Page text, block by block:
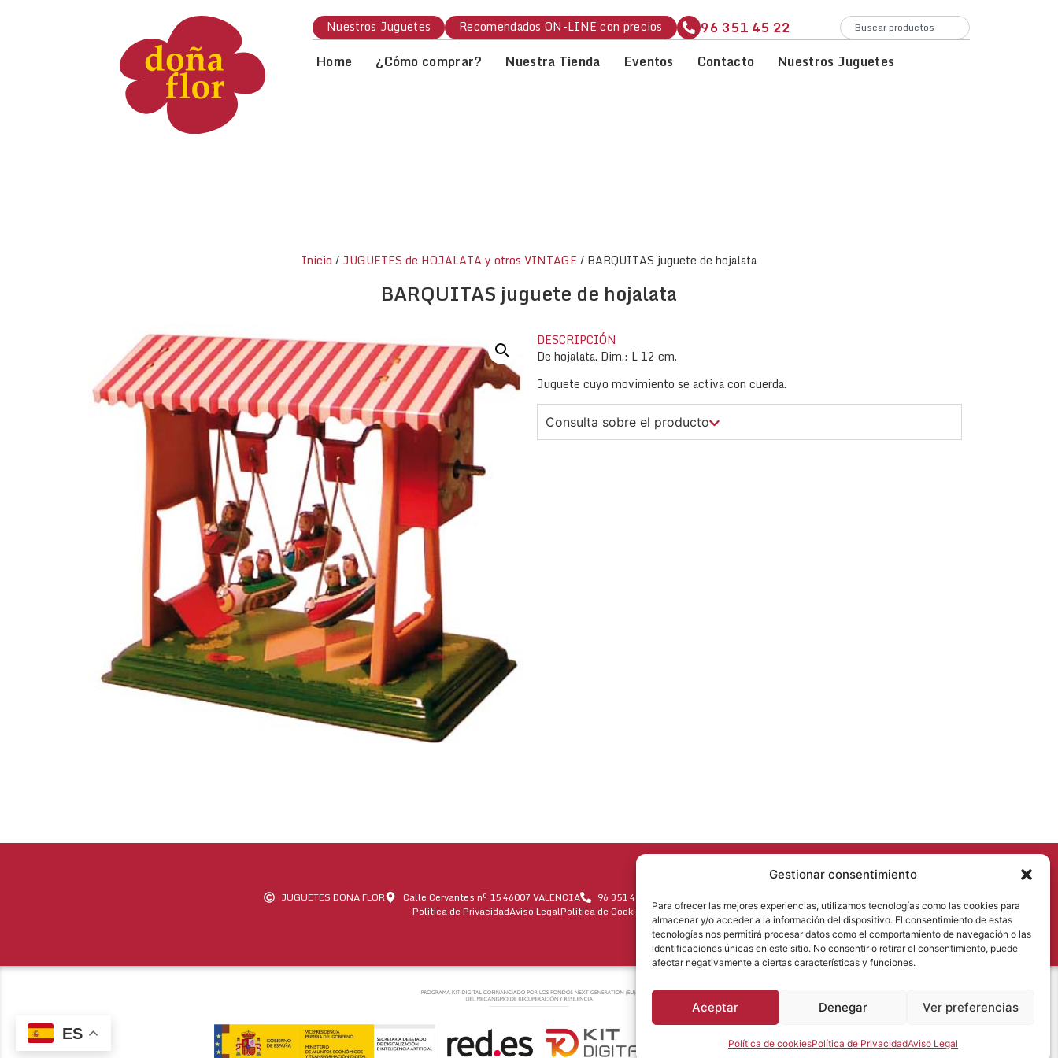
Gestionar consentimiento
Para ofrecer las mejores experiencias, utilizamos tecnologías como las cookies para
almacenar y/o acceder a la información del dispositivo. El consentimiento de estas
tecnologías nos permitirá procesar datos como el comportamiento de navegación o las
identificaciones únicas en este sitio. No consentir o retirar el consentimiento, puede
afectar negativamente a ciertas características y funciones.
Aceptar Denegar Ver preferencias
Política de cookiesPolítica de PrivacidadAviso Legal
Nuestros Juguetes Recomendados ON-LINE con precios
96 351 45 22
Home
¿Cómo comprar? Nuestra Tienda Eventos Contacto Nuestros Juguetes
Inicio / JUGUETES de HOJALATA y otros VINTAGE / BARQUITAS juguete de hojalata
BARQUITAS juguete de hojalata
DESCRIPCIÓN
De hojalata. Dim.: L 12 cm.
Juguete cuyo movimiento se activa con cuerda.
Consulta sobre el producto
JUGUETES DOÑA FLOR Calle Cervantes nº 15 46007 VALENCIA 96 351 45 22
Política de PrivacidadAviso LegalPolítica de Cookies
ES